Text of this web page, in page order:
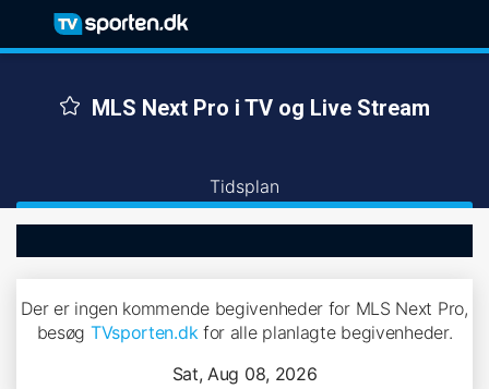
MLS Next Pro i TV og Live Stream
Tidsplan
Der er ingen kommende begivenheder for MLS Next Pro,
besøg TVsporten.dkfor alle planlagte begivenheder.
Sat, Aug 08, 2026